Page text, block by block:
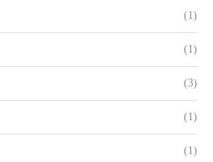
(1)
(1)
(3)
(1)
(1)